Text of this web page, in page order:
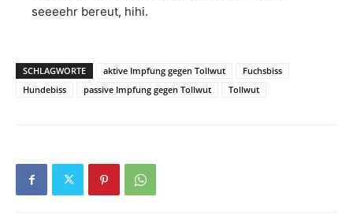
seeeehr bereut, hihi.
SCHLAGWORTE aktive Impfung gegen Tollwut
Fuchsbiss
Hundebiss
passive Impfung gegen Tollwut Tollwut